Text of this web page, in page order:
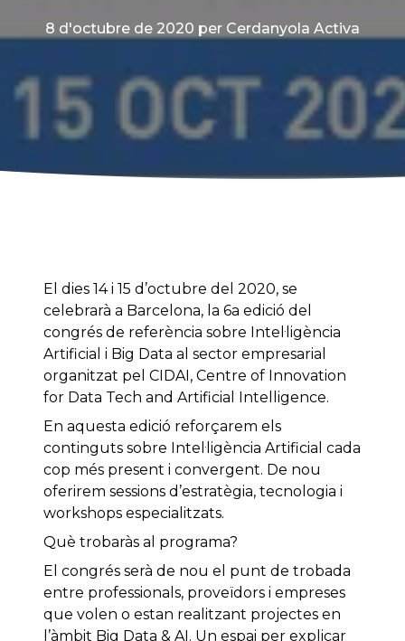
8 d'octubre de 2020 per Cerdanyola Activa
El dies 14 i 15 d’octubre del 2020, se
celebrarà a Barcelona, la 6a edició del
congrés de referència sobre Intel·ligència
Artificial i Big Data al sector empresarial
organitzat pel CIDAI, Centre of Innovation
for Data Tech and Artificial Intelligence.
En aquesta edició reforçarem els
continguts sobre Intel·ligència Artificial cada
cop més present i convergent. De nou
oferirem sessions d’estratègia, tecnologia i
workshops especialitzats.
Què trobaràs al programa?
El congrés serà de nou el punt de trobada
entre professionals, proveïdors i empreses
que volen o estan realitzant projectes en
l’àmbit Big Data & AI. Un espai per explicar